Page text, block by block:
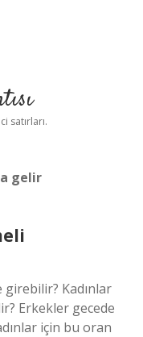
satırları.
gelir
girebilir? Kadınlar
Erkekler gecede
için bu oran